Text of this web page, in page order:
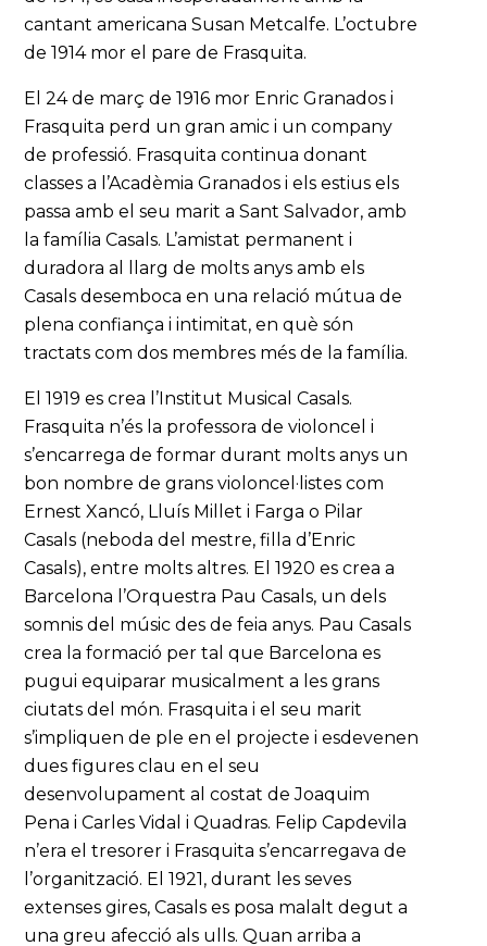
cantant americana Susan Metcalfe. L’octubre
de 1914 mor el pare de Frasquita.
El 24 de març de 1916 mor Enric Granados i
Frasquita perd un gran amic i un company
de professió. Frasquita continua donant
classes a l’Acadèmia Granados i els estius els
passa amb el seu marit a Sant Salvador, amb
la família Casals. L’amistat permanent i
duradora al llarg de molts anys amb els
Casals desemboca en una relació mútua de
plena confiança i intimitat, en què són
tractats com dos membres més de la família.
El 1919 es crea l’Institut Musical Casals.
Frasquita n’és la professora de violoncel i
s’encarrega de formar durant molts anys un
bon nombre de grans violoncel·listes com
Ernest Xancó, Lluís Millet i Farga o Pilar
Casals (neboda del mestre, filla d’Enric
Casals), entre molts altres. El 1920 es crea a
Barcelona l’Orquestra Pau Casals, un dels
somnis del músic des de feia anys. Pau Casals
crea la formació per tal que Barcelona es
pugui equiparar musicalment a les grans
ciutats del món. Frasquita i el seu marit
s’impliquen de ple en el projecte i esdevenen
dues figures clau en el seu
desenvolupament al costat de Joaquim
Pena i Carles Vidal i Quadras. Felip Capdevila
n’era el tresorer i Frasquita s’encarregava de
l’organització. El 1921, durant les seves
extenses gires, Casals es posa malalt degut a
una greu afecció als ulls. Quan arriba a